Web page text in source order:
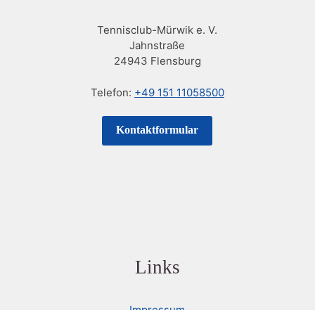
Tennisclub-Mürwik e. V.
Jahnstraße
24943 Flensburg
Telefon: +49 151 11058500
Kontaktformular
Links